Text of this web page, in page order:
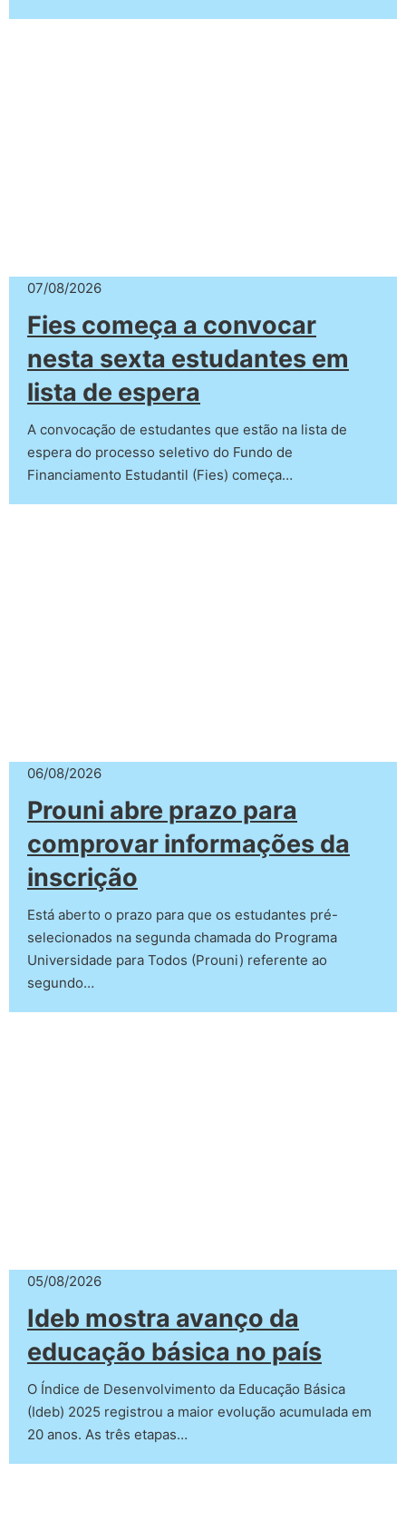
07/08/2026
Fies começa a convocar
nesta sexta estudantes em
lista de espera
A convocação de estudantes que estão na lista de
espera do processo seletivo do Fundo de
Financiamento Estudantil (Fies) começa…
06/08/2026
Prouni abre prazo para
comprovar informações da
inscrição
Está aberto o prazo para que os estudantes pré-
selecionados na segunda chamada do Programa
Universidade para Todos (Prouni) referente ao
segundo…
05/08/2026
Ideb mostra avanço da
educação básica no país
O Índice de Desenvolvimento da Educação Básica
(Ideb) 2025 registrou a maior evolução acumulada em
20 anos. As três etapas…